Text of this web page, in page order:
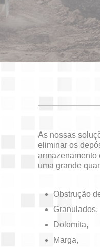
As nossas
eliminar os
armazenamento
uma grande
Obstrução
Granulados,
Dolomita,
Marga,